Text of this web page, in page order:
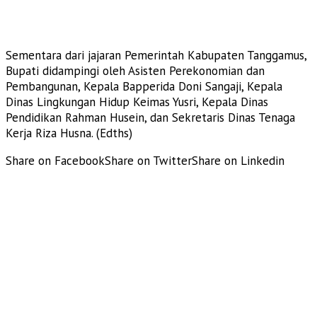
Sementara dari jajaran Pemerintah Kabupaten Tanggamus,
Bupati didampingi oleh Asisten Perekonomian dan
Pembangunan, Kepala Bapperida Doni Sangaji, Kepala
Dinas Lingkungan Hidup Keimas Yusri, Kepala Dinas
Pendidikan Rahman Husein, dan Sekretaris Dinas Tenaga
Kerja Riza Husna. (Edths)
Share on FacebookShare on TwitterShare on Linkedin